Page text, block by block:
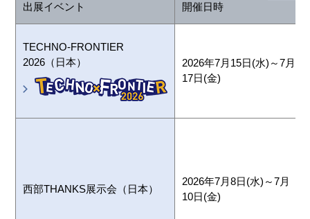
出展イベント 開催日時
TECHNO-FRONTIER
2026（日本）
2026年7月15日(水)～7月
17日(金)
西部THANKS展示会（日本）
2026年7月8日(水)～7月
10日(金)